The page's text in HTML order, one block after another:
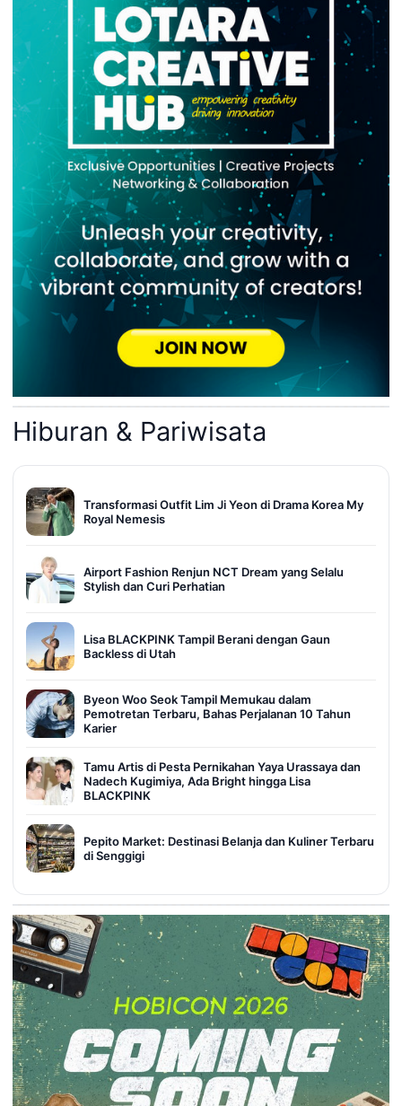
Hiburan & Pariwisata
Transformasi Outfit Lim Ji Yeon di Drama Korea My
Royal Nemesis
Airport Fashion Renjun NCT Dream yang Selalu
Stylish dan Curi Perhatian
Lisa BLACKPINK Tampil Berani dengan Gaun
Backless di Utah
Byeon Woo Seok Tampil Memukau dalam
Pemotretan Terbaru, Bahas Perjalanan 10 Tahun
Karier
Tamu Artis di Pesta Pernikahan Yaya Urassaya dan
Nadech Kugimiya, Ada Bright hingga Lisa
BLACKPINK
Pepito Market: Destinasi Belanja dan Kuliner Terbaru
di Senggigi